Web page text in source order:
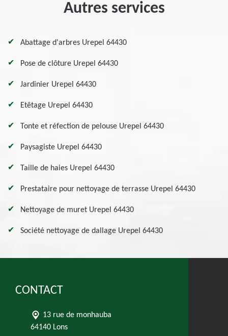
Autres services
Abattage d'arbres Urepel 64430
Pose de clôture Urepel 64430
Jardinier Urepel 64430
Etêtage Urepel 64430
Tonte et réfection de pelouse Urepel 64430
Paysagiste Urepel 64430
Taille de haies Urepel 64430
Prestataire pour nettoyage de terrasse Urepel 64430
Nettoyage de muret Urepel 64430
Société nettoyage de dallage Urepel 64430
CONTACT
13 rue de monhauba
64140 Lons